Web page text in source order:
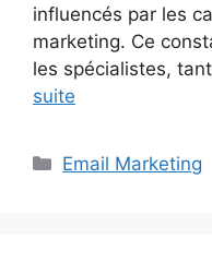
influencés par les
marketing. Ce
les spécialistes,
suite
Catégories
Email Marketing